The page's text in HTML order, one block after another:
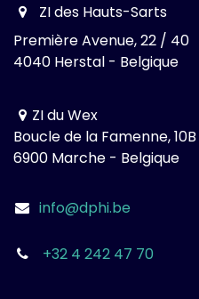
ZI des Hauts-Sarts
Première Avenue, 22 / 40
4040 Herstal - Belgique
ZI du Wex
Boucle de la Famenne, 10B
6900 Marche - Belgique
info@dphi.be
+32 4 242 47 70